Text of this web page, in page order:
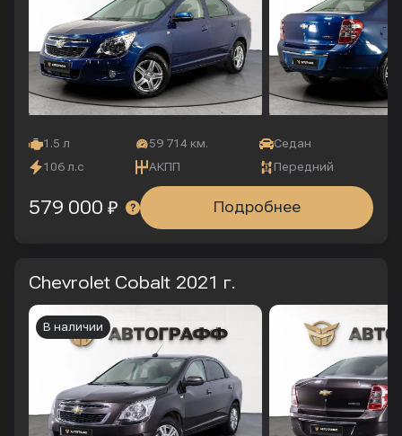
1.5 л 59 714 км.
Седан
106 л.с
АКПП Передний
Подробнее
579 000 ₽
Chevrolet Cobalt 2021 г.
В наличии